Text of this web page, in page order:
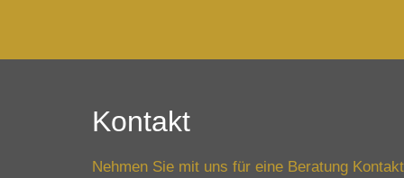
Kontakt
Nehmen Sie mit uns für eine Beratung